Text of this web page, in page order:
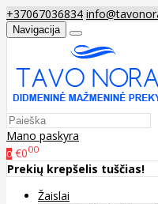
+37067036834
Navigacija
Mano paskyra
0 €000
Prekių krepšelis tuščias!
Žaislai